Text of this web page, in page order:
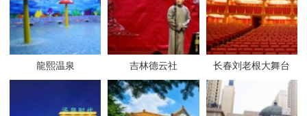
龍熙温泉 吉林德云社 长春刘老根大舞台